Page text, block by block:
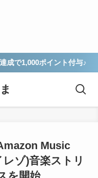
成で1,000ポイント付与♪
Music
ゾ)音楽ストリ